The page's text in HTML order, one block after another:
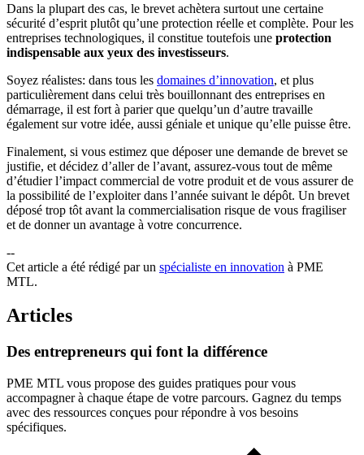
Dans la plupart des cas, le brevet achètera surtout une certaine
sécurité d’esprit plutôt qu’une protection réelle et complète. Pour les
entreprises technologiques, il constitue toutefois une protection
indispensable aux yeux des investisseurs.
Soyez réalistes: dans tous les domaines d’innovation, et plus
particulièrement dans celui très bouillonnant des entreprises en
démarrage, il est fort à parier que quelqu’un d’autre travaille
également sur votre idée, aussi géniale et unique qu’elle puisse être.
Finalement, si vous estimez que déposer une demande de brevet se
justifie, et décidez d’aller de l’avant, assurez-vous tout de même
d’étudier l’impact commercial de votre produit et de vous assurer de
la possibilité de l’exploiter dans l’année suivant le dépôt. Un brevet
déposé trop tôt avant la commercialisation risque de vous fragiliser
et de donner un avantage à votre concurrence.
--
Cet article a été rédigé par un spécialiste en innovation à PME
MTL.
Articles
Des entrepreneurs qui font la différence
PME MTL vous propose des guides pratiques pour vous
accompagner à chaque étape de votre parcours. Gagnez du temps
avec des ressources conçues pour répondre à vos besoins
spécifiques.